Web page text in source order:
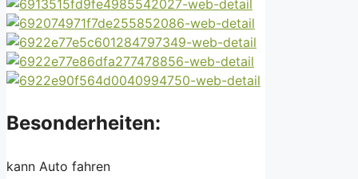
Besonderheiten:
kann Auto fahren